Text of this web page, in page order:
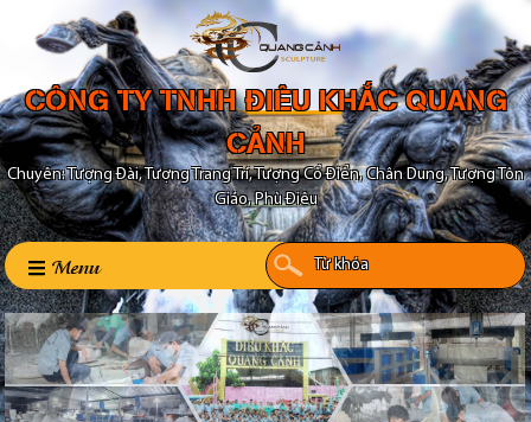
CÔNG TY TNHH ĐIÊU KHẮC QUANG
CẢNH
Chuyên: Tượng Đài, Tượng Trang Trí, Tượng Cổ Điển, Chân Dung, Tượng Tôn
Giáo, Phù Điêu
Menu